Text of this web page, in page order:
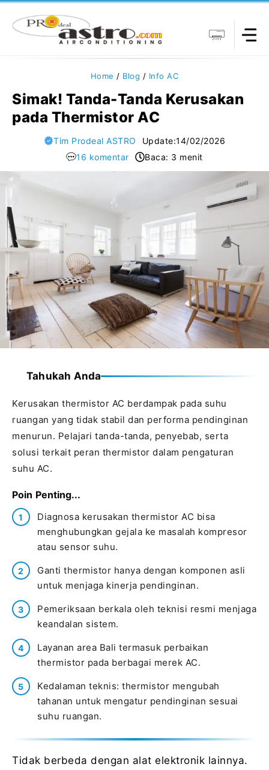
Home / Blog / Info AC
Simak! Tanda-Tanda Kerusakan
pada Thermistor AC
Tim Prodeal ASTRO Update:14/02/2026
16 komentar
Baca: 3 menit
Tahukah Anda
Kerusakan thermistor AC berdampak pada suhu
ruangan yang tidak stabil dan performa pendinginan
menurun. Pelajari tanda-tanda, penyebab, serta
solusi terkait peran thermistor dalam pengaturan
suhu AC.
Poin Penting...
Diagnosa kerusakan thermistor AC bisa
menghubungkan gejala ke masalah kompresor
atau sensor suhu.
Ganti thermistor hanya dengan komponen asli
untuk menjaga kinerja pendinginan.
Pemeriksaan berkala oleh teknisi resmi menjaga
keandalan sistem.
Layanan area Bali termasuk perbaikan
thermistor pada berbagai merek AC.
Kedalaman teknis: thermistor mengubah
tahanan untuk mengatur pendinginan sesuai
suhu ruangan.
Tidak berbeda dengan alat elektronik lainnya.